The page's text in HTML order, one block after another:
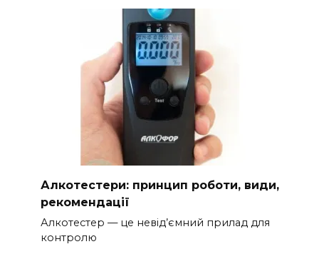
Алкотестери: принцип роботи, види,
рекомендації
Алкотестер — це невід’ємний прилад для
контролю